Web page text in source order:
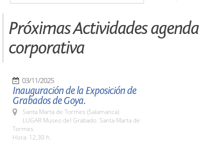
Próximas Actividades agenda
corporativa
03/11/2025
Inauguración de la Exposición de
Grabados de Goya.
Santa Marta de Tormes (Salamanca)
LUGAR Museo del Grabado. Santa Marta de
Tormes
Hora: 12,30 h.